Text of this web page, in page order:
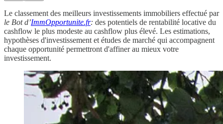
Le classement des meilleurs investissements immobiliers effectué par
le Bot d’ImmOpportunite.fr: des potentiels de rentabilité locative du
cashflow le plus modeste au cashflow plus élevé. Les estimations,
hypothèses d'investissement et études de marché qui accompagnent
chaque opportunité permettront d'affiner au mieux votre
investissement.